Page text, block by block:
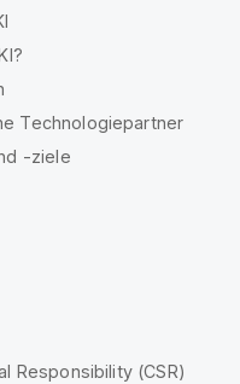
Technologiepartner
-ziele
Responsibility (CSR)